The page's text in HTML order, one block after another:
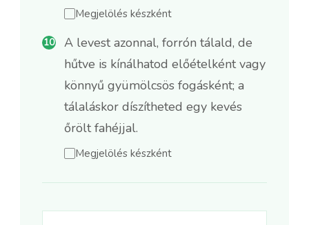
Megjelölés készként
A levest azonnal, forrón tálald, de
hűtve is kínálhatod előételként vagy
könnyű gyümölcsös fogásként; a
tálaláskor díszítheted egy kevés
őrölt fahéjjal.
Megjelölés készként